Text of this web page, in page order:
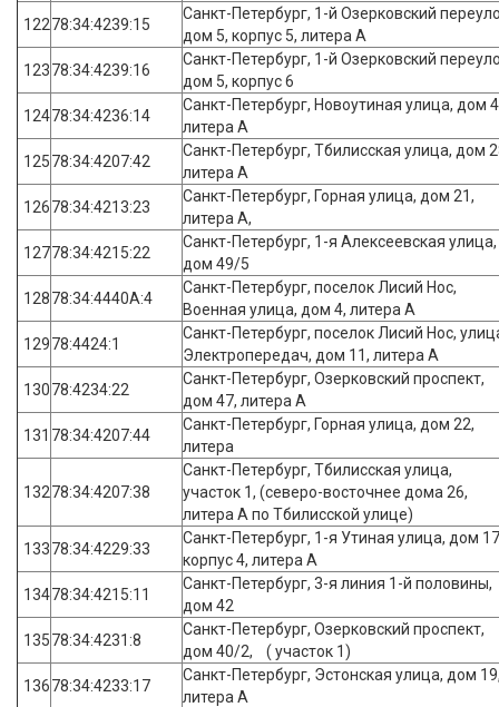
12278:34:4239:15
Санкт-Петербург, 1-й Озерковский
дом 5, корпус 5, литера А
12378:34:4239:16
Санкт-Петербург, 1-й Озерковский
дом 5, корпус 6
12478:34:4236:14
Санкт-Петербург, Новоутиная улица, дом
литера А
12578:34:4207:42
Санкт-Петербург, Тбилисская улица, дом
литера А
12678:34:4213:23
Санкт-Петербург, Горная улица, дом 21,
литера А,
12778:34:4215:22
Санкт-Петербург, 1-я Алексеевская улица,
дом 49/5
12878:34:4440А:4
Санкт-Петербург, поселок Лисий Нос,
Военная улица, дом 4, литера А
12978:4424:1
Санкт-Петербург, поселок Лисий Нос,
Электропередач, дом 11, литера А
13078:4234:22
Санкт-Петербург, Озерковский проспект,
дом 47, литера А
131 78:34:4207:44
Санкт-Петербург, Горная улица, дом 22,
литера
13278:34:4207:38
Санкт-Петербург, Тбилисская улица,
участок 1, (северо-восточнее дома 26,
литера А по Тбилисской улице)
13378:34:4229:33
Санкт-Петербург, 1-я Утиная улица, дом
корпус 4, литера А
13478:34:4215:11
Санкт-Петербург, 3-я линия 1-й половины,
дом 42
13578:34:4231:8
Санкт-Петербург, Озерковский проспект,
дом 40/2, ( участок 1)
13678:34:4233:17
Санкт-Петербург, Эстонская улица, дом
литера А